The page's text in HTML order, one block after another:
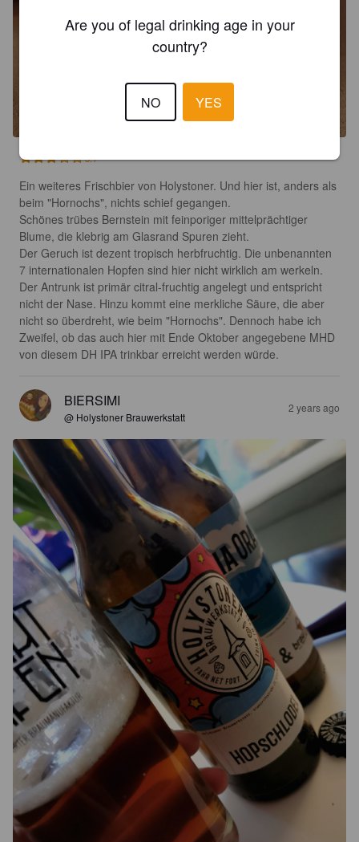
3.1
Ein weiteres Frischbier von Holystoner. Und hier ist, anders als
beim "Hornochs", nichts schief gegangen.
Schönes trübes Bernstein mit feinporiger mittelprächtiger
Blume, die klebrig am Glasrand Spuren zieht.
Der Geruch ist dezent tropisch herbfruchtig. Die unbenannten
7 internationalen Hopfen sind hier nicht wirklich am werkeln.
Der Antrunk ist primär citral-fruchtig angelegt und entspricht
nicht der Nase. Hinzu kommt eine merkliche Säure, die aber
nicht so überdreht, wie beim "Hornochs". Dennoch habe ich
Zweifel, ob das auch hier mit Ende Oktober angegebene MHD
von diesem DH IPA trinkbar erreicht werden würde.
BIERSIMI
@ Holystoner Brauwerkstatt
2 years ago
Are you of legal drinking age in your
country?
NO YES